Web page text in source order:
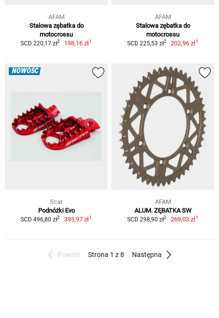
AFAM
Stalowa zębatka do
motocrossu
SCD 220,17 zł2 198,16 zł1
AFAM
Stalowa zębatka do
motocrossu
SCD 225,53 zł2 202,96 zł1
NOWOŚĆ
Scar
Podnóżki Evo
SCD 496,80 zł2 395,97 zł1
AFAM
ALUM. ZĘBATKA SW
SCD 298,90 zł2 269,03 zł1
Powrót Strona 1 z 8 Następna